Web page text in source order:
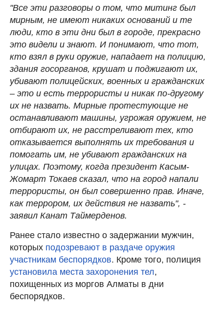
"Все эти разговоры о том, что митинг был
мирным, не имеют никаких оснований и те
люди, кто в эти дни был в городе, прекрасно
это видели и знают. И понимают, что тот,
кто взял в руки оружие, нападает на полицию,
здания госорганов, крушат и поджигают их,
убивают полицейских, военных и гражданских
– это и есть террористы и никак по-другому
их не назвать. Мирные протестующие не
останавливают машины, угрожая оружием, не
отбирают их, не расстреливают тех, кто
отказывается выполнять их требования и
помогать им, не убивают гражданских на
улицах. Поэтому, когда президент Касым-
Жомарт Токаев сказал, что на город напали
террористы, он был совершенно прав. Иначе,
как террором, их действия не назвать", -
заявил Канат Таймерденов.
Ранее стало известно о задержании мужчин,
которых подозревают в раздаче оружия
участникам беспорядков. Кроме того, полиция
установила места захоронения тел,
похищенных из моргов Алматы в дни
беспорядков.